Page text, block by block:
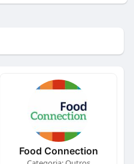
Food Connection